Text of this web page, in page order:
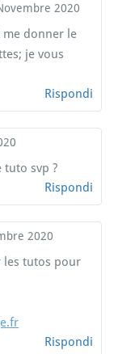
2020
me donner le
je vous
Rispondi
svp ?
Rispondi
2020
les tutos pour
Rispondi